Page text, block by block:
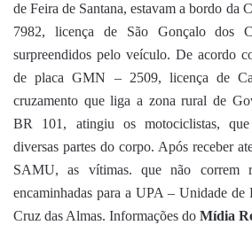
de Feira de Santana, estavam a bordo da
7982, licença de São Gonçalo dos
surpreendidos pelo veículo. De acordo
de placa GMN – 2509, licença de
cruzamento que liga a zona rural de
BR 101, atingiu os motociclistas,
diversas partes do corpo. Após receber
SAMU, as vítimas. que não correm
encaminhadas para a UPA – Unidade de
Cruz das Almas. Informações do Mídia